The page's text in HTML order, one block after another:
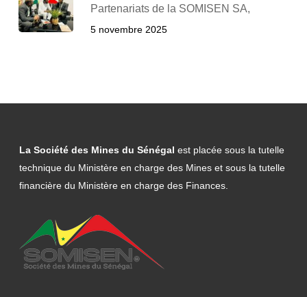
Partenariats de la SOMISEN SA,
5 novembre 2025
La Société des Mines du Sénégal est placée sous la tutelle
technique du Ministère en charge des Mines et sous la tutelle
financière du Ministère en charge des Finances.